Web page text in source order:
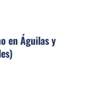
en Águilas y